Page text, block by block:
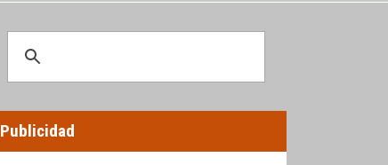
Publicidad